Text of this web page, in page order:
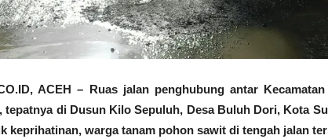
ACEH – Ruas jalan penghubung antar
tepatnya di Dusun Kilo Sepuluh, Desa Buluh Dori, Kota
keprihatinan, warga tanam pohon sawit di tengah jalan